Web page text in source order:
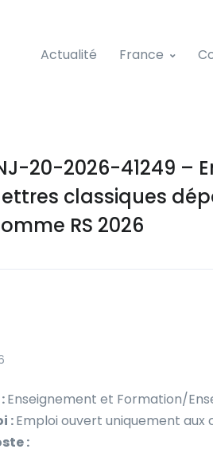
Actualité France
20-2026-41249 –
classiques
RS 2026
Enseignement et Formation/
:Emploi ouvert uniquement
: